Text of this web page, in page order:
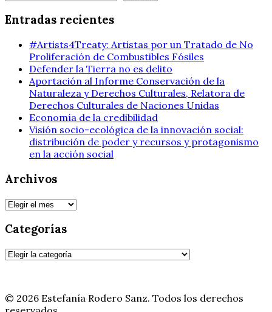
Entradas recientes
#Artists4Treaty: Artistas por un Tratado de No
Proliferación de Combustibles Fósiles
Defender la Tierra no es delito
Aportación al Informe Conservación de la
Naturaleza y Derechos Culturales, Relatora de
Derechos Culturales de Naciones Unidas
Economía de la credibilidad
Visión socio-ecológica de la innovación social:
distribución de poder y recursos y protagonismo
en la acción social
Archivos
Archivos
Categorías
Categorías
© 2026 Estefanía Rodero Sanz. Todos los derechos